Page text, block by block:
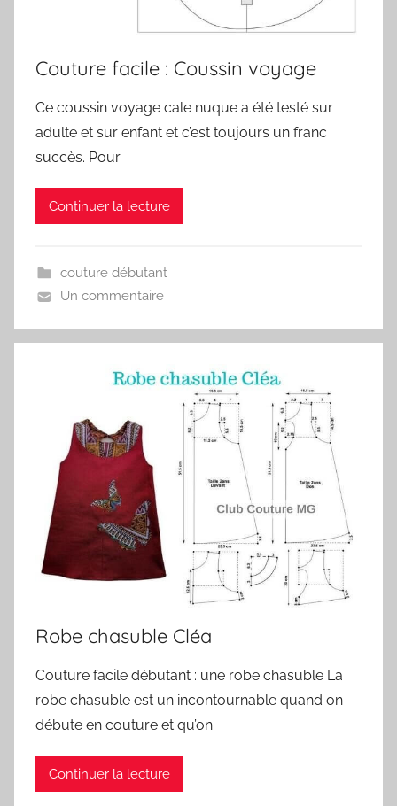
Couture facile : Coussin voyage
Ce coussin voyage cale nuque a été testé sur
adulte et sur enfant et c’est toujours un franc
succès. Pour
Continuer la lecture
couture débutant
Un commentaire
Robe chasuble Cléa
Couture facile débutant : une robe chasuble La
robe chasuble est un incontournable quand on
débute en couture et qu’on
Continuer la lecture